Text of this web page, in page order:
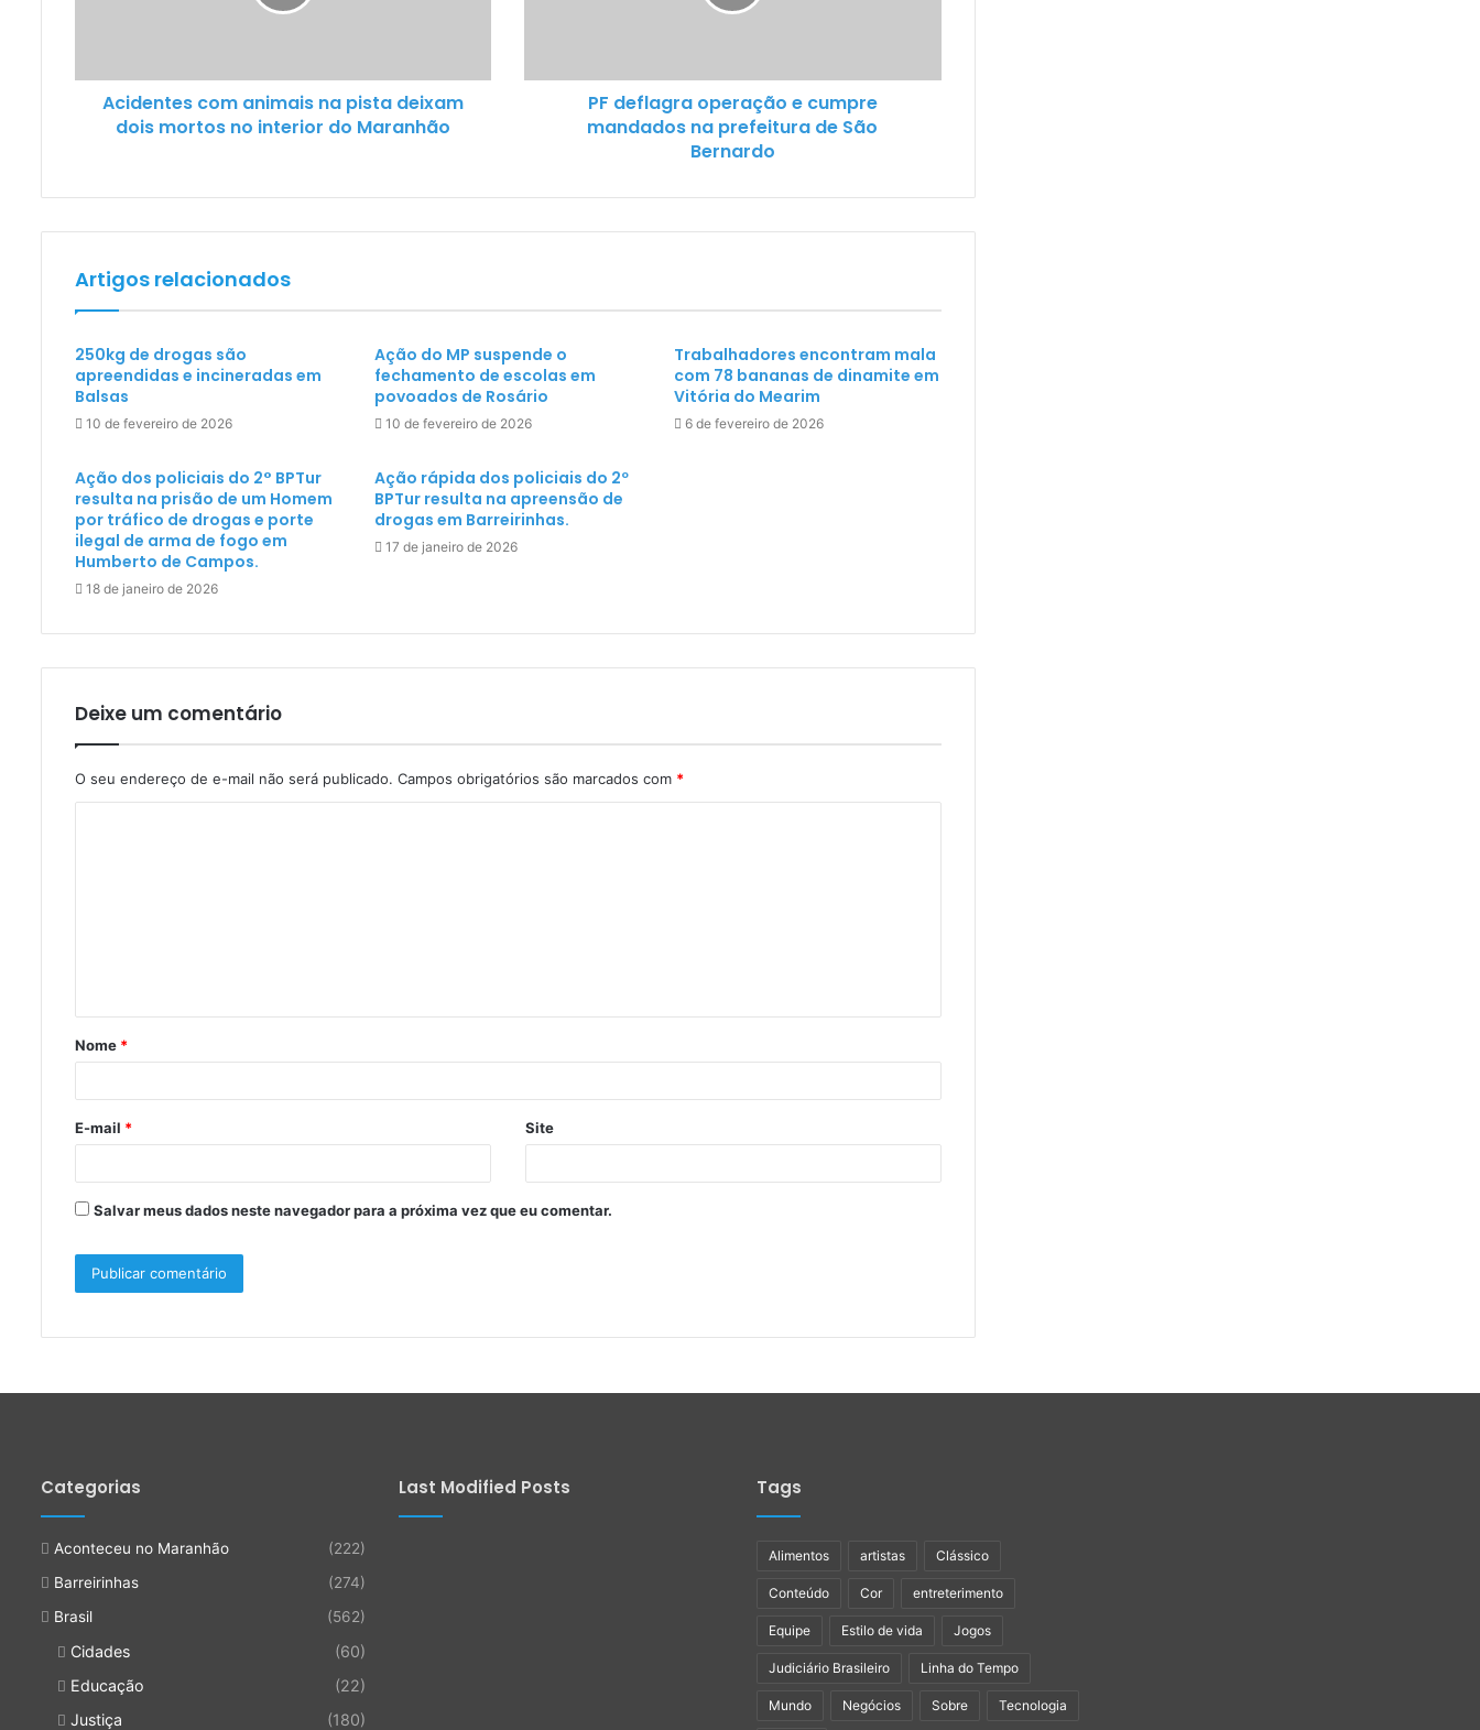
Acidentes com animais na pista deixam
dois mortos no interior do Maranhão
PF deflagra operação e cumpre
mandados na prefeitura de São
Bernardo
Artigos relacionados
250kg de drogas são
apreendidas e incineradas em
Balsas
10 de fevereiro de 2026
Ação do MP suspende o
fechamento de escolas em
povoados de Rosário
10 de fevereiro de 2026
Trabalhadores encontram mala
com 78 bananas de dinamite em
Vitória do Mearim
6 de fevereiro de 2026
Ação dos policiais do 2° BPTur
resulta na prisão de um Homem
por tráfico de drogas e porte
ilegal de arma de fogo em
Humberto de Campos.
18 de janeiro de 2026
Ação rápida dos policiais do 2º
BPTur resulta na apreensão de
drogas em Barreirinhas.
17 de janeiro de 2026
Deixe um comentário
O seu endereço de e-mail não será publicado. Campos obrigatórios são marcados com *
á
r
*
Nome *
E-mail * Site
Salvar meus dados neste navegador para a próxima vez que eu comentar.
Categorias
Aconteceu no Maranhão
(222)
Barreirinhas
(274)
Brasil
(562)
Cidades
(60)
Educação
(22)
Justiça
(180)
Last Modified Posts Tags
Alimentos artistas Clássico
Conteúdo Cor entreterimento
Equipe Estilo de vida Jogos
Judiciário Brasileiro Linha do Tempo
Mundo Negócios Sobre Tecnologia